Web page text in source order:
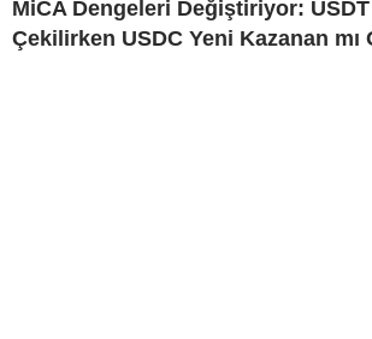
MiCA Dengeleri Değiştiriyor: USDT
Çekilirken USDC Yeni Kazanan mı